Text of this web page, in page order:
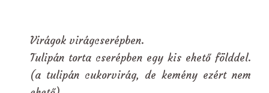
Virágok virágcserépben.
Tulipán torta cserépben egy kis ehető földdel.
(a tulipán cukorvirág, de kemény ezért nem